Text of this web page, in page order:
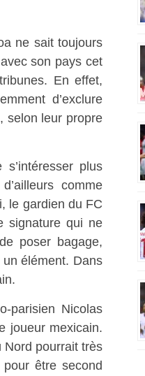
ne sait toujours
son pays cet
En effet,
d’exclure
selon leur propre
plus
comme
le gardien du FC
signature qui ne
poser bagage,
élément. Dans
parisien Nicolas
joueur mexicain.
Nord pourrait très
être second